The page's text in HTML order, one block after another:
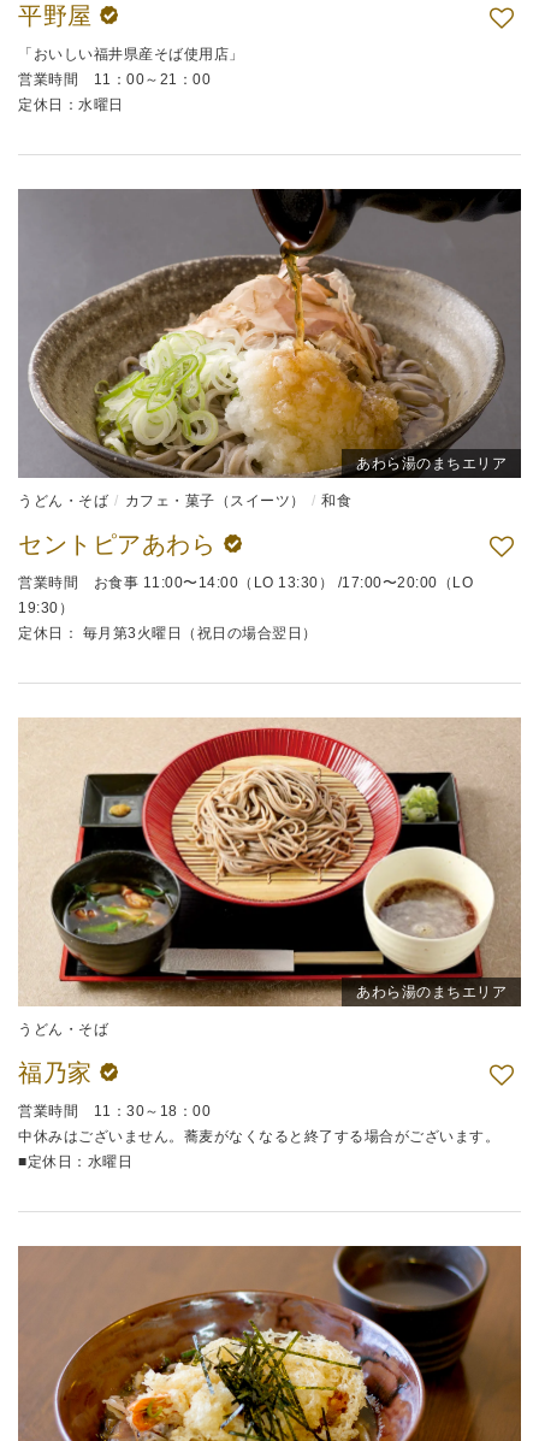
平野屋
「おいしい福井県産そば使用店」
営業時間 11：00～21：00
定休日：水曜日
あわら湯のまちエリア
うどん・そば カフェ・菓子（スイーツ） 和食
セントピアあわら
営業時間 お食事 11:00〜14:00（LO 13:30） /17:00〜20:00（LO
19:30）
定休日： 毎月第3火曜日（祝日の場合翌日）
あわら湯のまちエリア
うどん・そば
福乃家
営業時間 11：30～18：00
中休みはございません。蕎麦がなくなると終了する場合がございます。
■定休日：水曜日